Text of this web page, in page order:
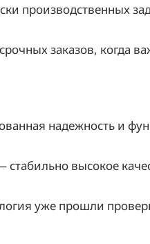
производственных
заказов, когда
надежность и
стабильно высокое
уже прошли